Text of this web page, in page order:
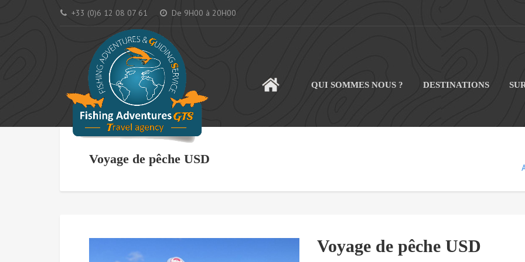
+33 (0)6 12 08 07 61 De 9H00 à 20H00
QUI SOMMES NOUS ? DESTINATIONS
Voyage de pêche USD
Voyage de pêche USD